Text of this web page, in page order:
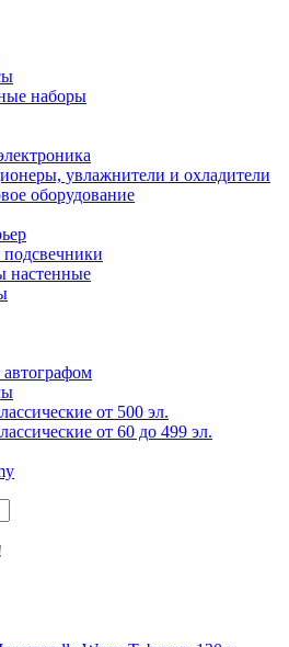
наборы
увлажнители и охладители
оборудование
настенные
от 500 эл.
от 60 до 499 эл.